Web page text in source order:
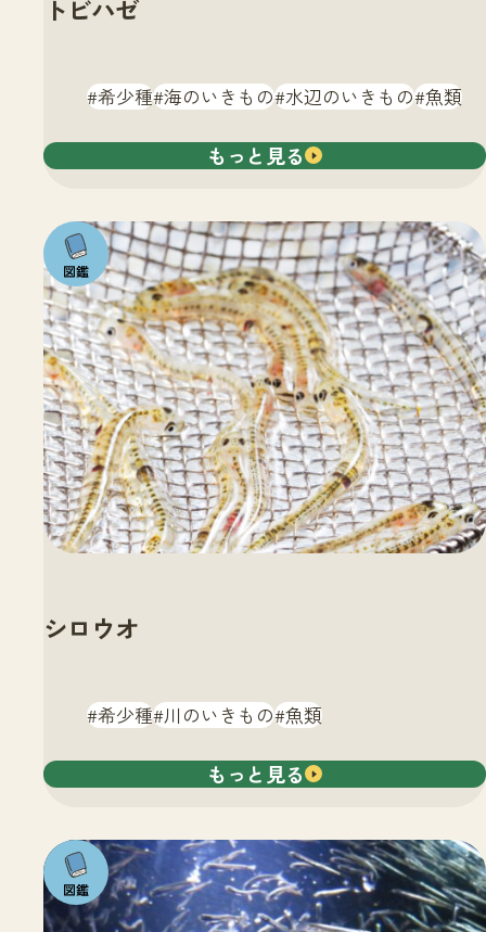
トビハゼ
希少種 海のいきもの 水辺のいきもの 魚類
もっと見る
注目の
いきも
の
シロウオ
希少種 川のいきもの 魚類
もっと見る
注目の
いきも
の